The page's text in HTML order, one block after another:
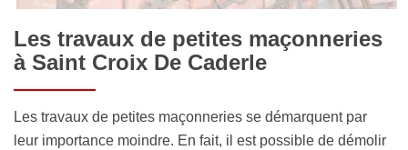
Les travaux de petites maçonneries
à Saint Croix De Caderle
Les travaux de petites maçonneries se démarquent par
leur importance moindre. En fait, il est possible de démolir